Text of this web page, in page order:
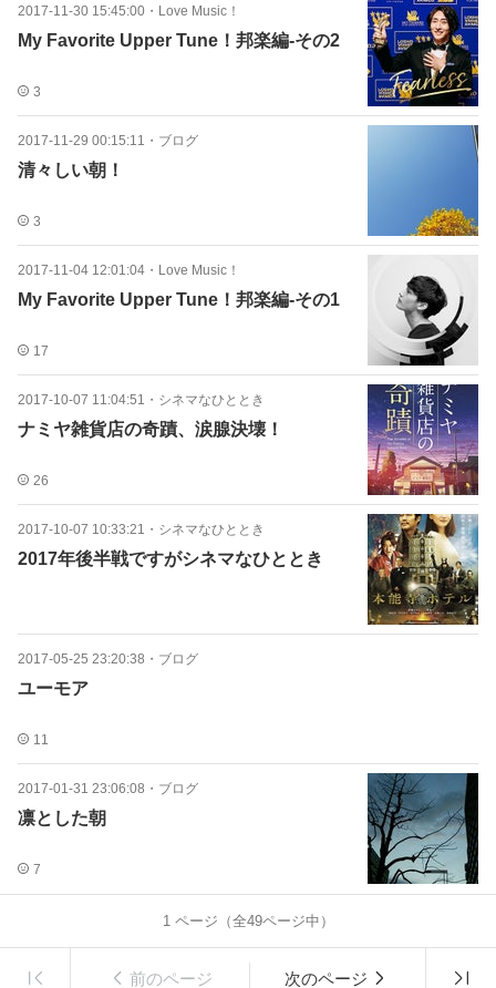
2017-11-30 15:45:00 ・ Love Music！
My Favorite Upper Tune！邦楽編-その2
3
2017-11-29 00:15:11 ・ ブログ
清々しい朝！
3
2017-11-04 12:01:04 ・ Love Music！
My Favorite Upper Tune！邦楽編-その1
17
2017-10-07 11:04:51 ・ シネマなひととき
ナミヤ雑貨店の奇蹟、涙腺決壊！
26
2017-10-07 10:33:21 ・ シネマなひととき
2017年後半戦ですがシネマなひととき
2017-05-25 23:20:38 ・ ブログ
ユーモア
11
2017-01-31 23:06:08 ・ ブログ
凛とした朝
7
1ページ（全49ページ中）
前のページ 次のページ